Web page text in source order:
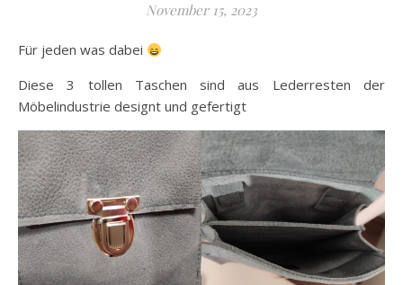
November 15, 2023
Für jeden was dabei
Diese 3 tollen Taschen sind aus Lederresten der
Möbelindustrie designt und gefertigt